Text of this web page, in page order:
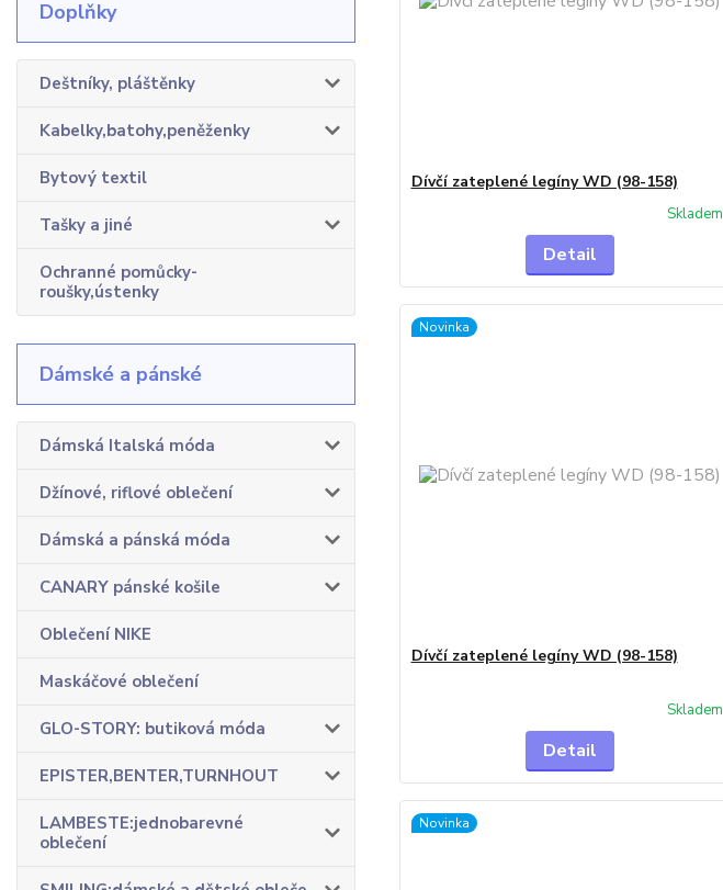
Doplňky
Deštníky, pláštěnky
Kabelky,batohy,peněženky
Bytový textil
Tašky a jiné
Ochranné pomůcky-
roušky,ústenky
Dámské a pánské
Dámská Italská móda
Džínové, riflové oblečení
Dámská a pánská móda
CANARY pánské košile
Oblečení NIKE
Maskáčové oblečení
GLO-STORY: butiková móda
EPISTER,BENTER,TURNHOUT
LAMBESTE:jednobarevné
oblečení
Dívčí zateplené legíny WD (98-158)
Skladem
Detail
Novinka
Dívčí zateplené legíny WD (98-158)
Skladem
Detail
Novinka